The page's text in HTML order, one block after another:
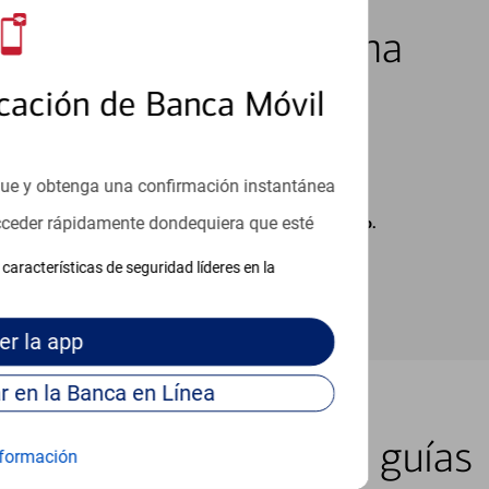
de Banca Móvil
y obtenga una confirmación instantánea
rápidamente dondequiera que esté
de seguridad líderes en la
la app
Continúe para entrar en la Banca en Línea
7 días de la semana
cargos de su proveedor por mensajes de texto.
lugar con nuestras guías